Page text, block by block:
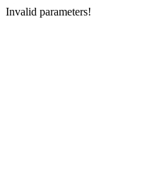
Invalid parameters!